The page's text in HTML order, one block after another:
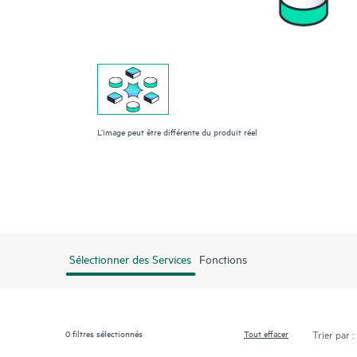
L’image peut être différente du produit réel
Sélectionner des Services Fonctions
0filtres sélectionnés Tout effacer Trier par :